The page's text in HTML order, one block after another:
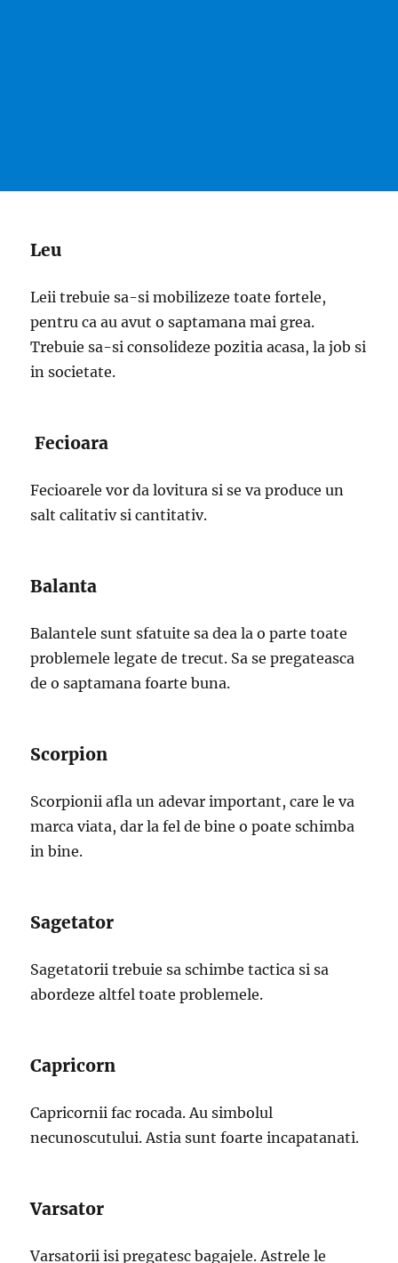
Leu
Leii trebuie sa-si mobilizeze toate fortele,
pentru ca au avut o saptamana mai grea.
Trebuie sa-si consolideze pozitia acasa, la job si
in societate.
Fecioara
Fecioarele vor da lovitura si se va produce un
salt calitativ si cantitativ.
Balanta
Balantele sunt sfatuite sa dea la o parte toate
problemele legate de trecut. Sa se pregateasca
de o saptamana foarte buna.
Scorpion
Scorpionii afla un adevar important, care le va
marca viata, dar la fel de bine o poate schimba
in bine.
Sagetator
Sagetatorii trebuie sa schimbe tactica si sa
abordeze altfel toate problemele.
Capricorn
Capricornii fac rocada. Au simbolul
necunoscutului. Astia sunt foarte incapatanati.
Varsator
Varsatorii isi pregatesc bagajele. Astrele le